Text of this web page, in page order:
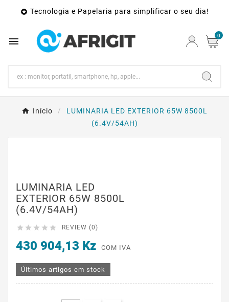
 Tecnologia e Papelaria para simplificar o seu dia!
 0
Início
LUMINARIA LED EXTERIOR 65W 8500L
(6.4V/54AH)
LUMINARIA LED
EXTERIOR 65W 8500L
(6.4V/54AH)
     REVIEW (0)
430 904,13 Kz COM IVA
Últimos artigos em stock